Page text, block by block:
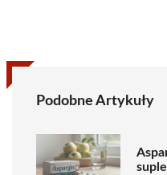
Podobne Artykuły